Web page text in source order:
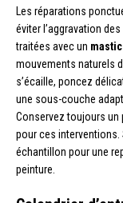
Les réparations
éviter l’aggravation
traitées avec un
mouvements naturels
s’écaille, poncez
une sous-couche
Conservez toujours un
pour ces interventions.
échantillon pour une
peinture.